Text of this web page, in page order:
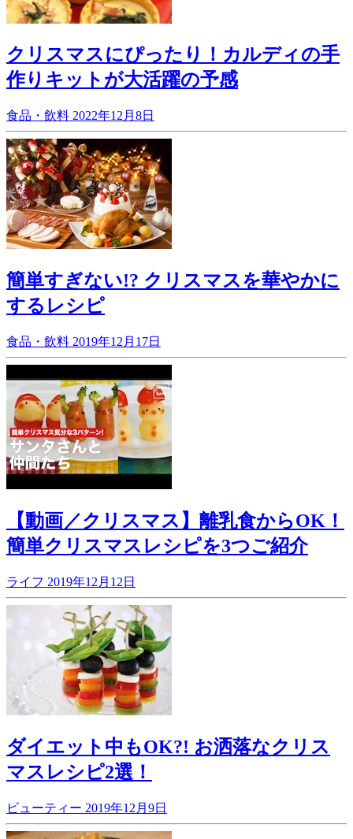
クリスマスにぴったり！カルディの手
作りキットが大活躍の予感
食品・飲料 2022年12月8日
簡単すぎない!? クリスマスを華やかに
するレシピ
食品・飲料 2019年12月17日
【動画／クリスマス】離乳食からOK！
簡単クリスマスレシピを3つご紹介
ライフ 2019年12月12日
ダイエット中もOK?! お洒落なクリス
マスレシピ2選！
ビューティー 2019年12月9日